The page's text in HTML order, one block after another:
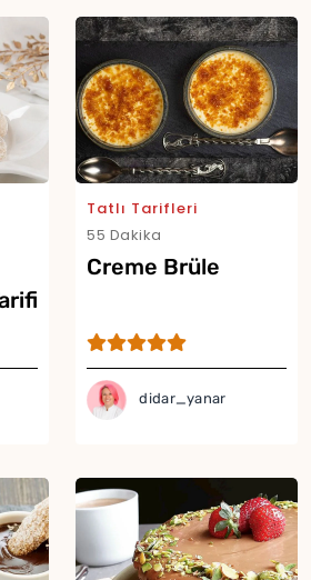
Tatlı Tarifleri
55 Dakika
Creme Brüle
didar_yanar